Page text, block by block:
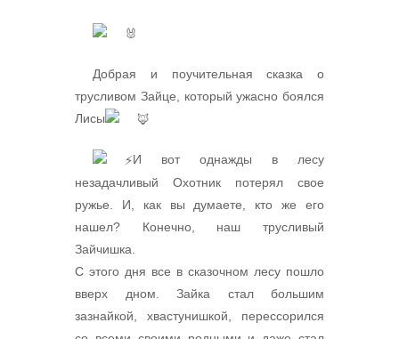
Добрая и поучительная сказка о
трусливом Зайце, который ужасно боялся
Лисы
И вот однажды в лесу
незадачливый Охотник потерял свое
ружье. И, как вы думаете, кто же его
нашел? Конечно, наш трусливый
Зайчишка.
С этого дня все в сказочном лесу пошло
вверх дном. Зайка стал большим
зазнайкой, хвастунишкой, перессорился